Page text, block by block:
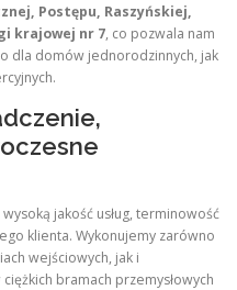
Postępu, Raszyńskiej,
krajowej nr 7, co pozwala nam
dla domów jednorodzinnych, jak
jakość usług, terminowość
klienta. Wykonujemy zarówno
wejściowych, jak i
bramach przemysłowych